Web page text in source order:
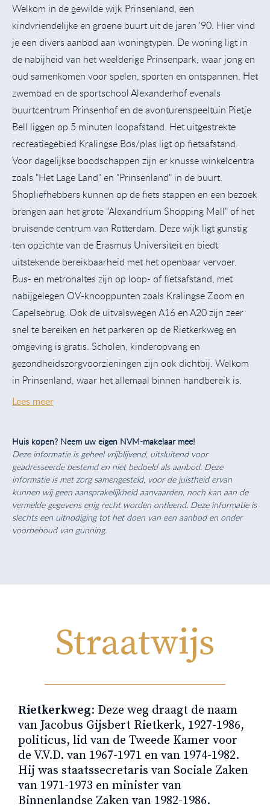
Welkom in de gewilde wijk Prinsenland, een
kindvriendelijke en groene buurt uit de jaren '90. Hier vind
je een divers aanbod aan woningtypen. De woning ligt in
de nabijheid van het weelderige Prinsenpark, waar jong en
oud samenkomen voor spelen, sporten en ontspannen. Het
zwembad en de sportschool Alexanderhof evenals
buurtcentrum Prinsenhof en de avonturenspeeltuin Pietje
Bell liggen op 5 minuten loopafstand. Het uitgestrekte
recreatiegebied Kralingse Bos/plas ligt op fietsafstand.
Voor dagelijkse boodschappen zijn er knusse winkelcentra
zoals "Het Lage Land" en "Prinsenland" in de buurt.
Shopliefhebbers kunnen op de fiets stappen en een bezoek
brengen aan het grote "Alexandrium Shopping Mall" of het
bruisende centrum van Rotterdam. Deze wijk ligt gunstig
ten opzichte van de Erasmus Universiteit en biedt
uitstekende bereikbaarheid met het openbaar vervoer.
Bus- en metrohaltes zijn op loop- of fietsafstand, met
nabijgelegen OV-knooppunten zoals Kralingse Zoom en
Capelsebrug. Ook de uitvalswegen A16 en A20 zijn zeer
snel te bereiken en het parkeren op de Rietkerkweg en
omgeving is gratis. Scholen, kinderopvang en
gezondheidszorgvoorzieningen zijn ook dichtbij. Welkom
in Prinsenland, waar het allemaal binnen handbereik is.
Lees meer
Huis kopen? Neem uw eigen NVM-makelaar mee!
Deze informatie is geheel vrijblijvend, uitsluitend voor
geadresseerde bestemd en niet bedoeld als aanbod. Deze
informatie is met zorg samengesteld, voor de juistheid ervan
kunnen wij geen aansprakelijkheid aanvaarden, noch kan aan de
vermelde gegevens enig recht worden ontleend. Deze informatie is
slechts een uitnodiging tot het doen van een aanbod en onder
voorbehoud van gunning.
Straatwijs
Rietkerkweg: Deze weg draagt de naam
van Jacobus Gijsbert Rietkerk, 1927-1986,
politicus, lid van de Tweede Kamer voor
de V.V.D. van 1967-1971 en van 1974-1982.
Hij was staatssecretaris van Sociale Zaken
van 1971-1973 en minister van
Binnenlandse Zaken van 1982-1986.